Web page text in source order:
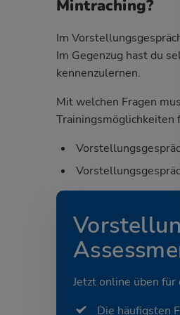
Mintraching?
Im
Im Gegenzug hast du
kennenzulernen.
Mit welchen Fragen
Trainingsmöglichkeiten
Jetzt online üben für
Die häufigsten